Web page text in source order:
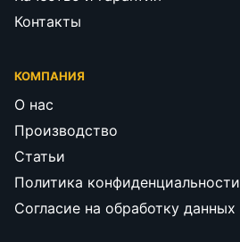
Контакты
КОМПАНИЯ
О нас
Производство
Статьи
Политика конфиденциальности
Согласие на обработку данных